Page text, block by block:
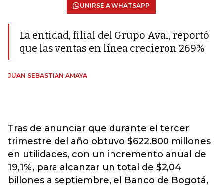
UNIRSE A WHATSAPP
La entidad, filial del Grupo Aval, reportó
que las ventas en línea crecieron 269%
JUAN SEBASTIAN AMAYA
Tras de anunciar que durante el tercer
trimestre del año obtuvo $622.800 millones
en utilidades, con un incremento anual de
19,1%, para alcanzar un total de $2,04
billones a septiembre, el Banco de Bogotá,